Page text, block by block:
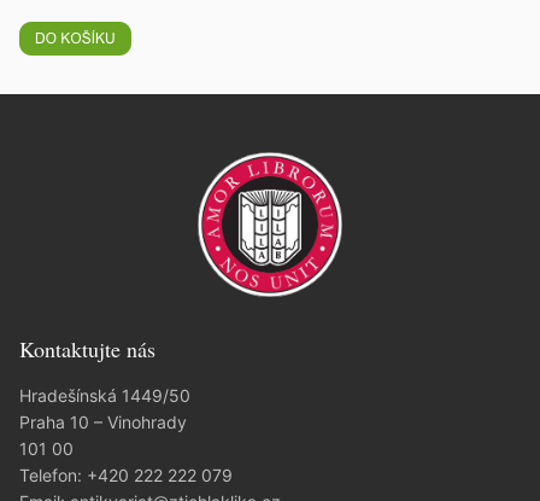
Kontaktujte nás
Hradešínská 1449/50
Praha 10 – Vinohrady
101 00
Telefon: +420 222 222 079